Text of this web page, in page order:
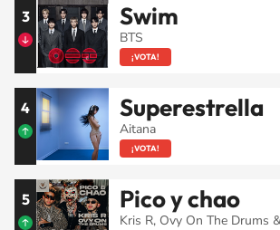
3 Swim
BTS
¡VOTA!
4 Superestrella
Aitana
¡VOTA!
5 Pico y chao
Kris R, Ovy On The Drums